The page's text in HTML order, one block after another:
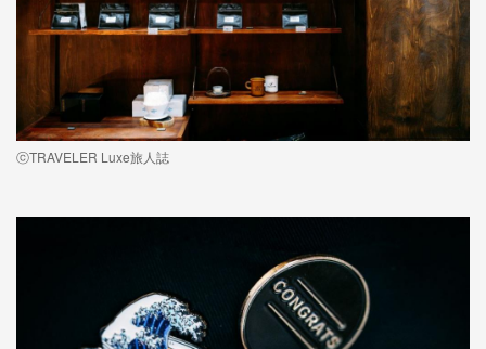
ⓒTRAVELER Luxe旅人誌